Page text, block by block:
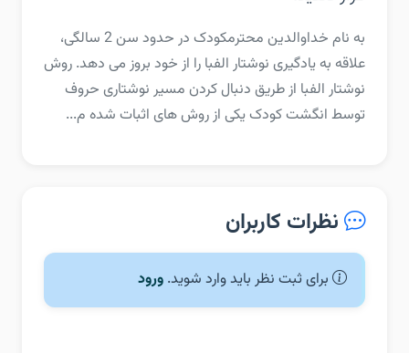
‏‏به نام خدا‏والدین محترم‏کودک در حدود سن 2 سالگی،
علاقه به یادگیری نوشتار الفبا را از خود بروز می دهد. روش
نوشتار الفبا از طریق دنبال کردن مسیر نوشتاری حروف
توسط انگشت کودک یکی از روش های اثبات شده م...
نظرات کاربران
برای ثبت نظر باید وارد شوید. ورود